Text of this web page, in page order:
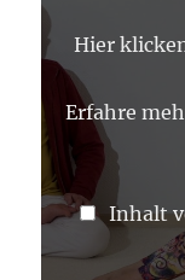
ASANA
LEXIKON“
VON
YOUTUBE
ANZEIGEN
Hier
Erfahre
Inhalt